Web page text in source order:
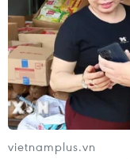
Theo dõi VietnamPlus
vietnamplus.vn